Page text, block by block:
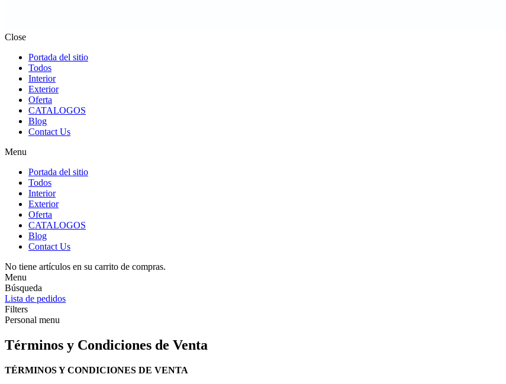
Close
Portada del sitio
Todos
Interior
Exterior
Oferta
CATALOGOS
Blog
Contact Us
Menu
Portada del sitio
Todos
Interior
Exterior
Oferta
CATALOGOS
Blog
Contact Us
No tiene artículos en su carrito de compras.
Menu
Búsqueda
Lista de pedidos
Filters
Personal menu
Términos y Condiciones de Venta
TÉRMINOS Y CONDICIONES DE VENTA